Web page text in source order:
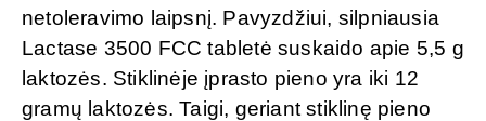
netoleravimo laipsnį. Pavyzdžiui, silpniausia
Lactase 3500 FCC tabletė suskaido apie 5,5 g
laktozės. Stiklinėje įprasto pieno yra iki 12
gramų laktozės. Taigi, geriant stiklinę pieno